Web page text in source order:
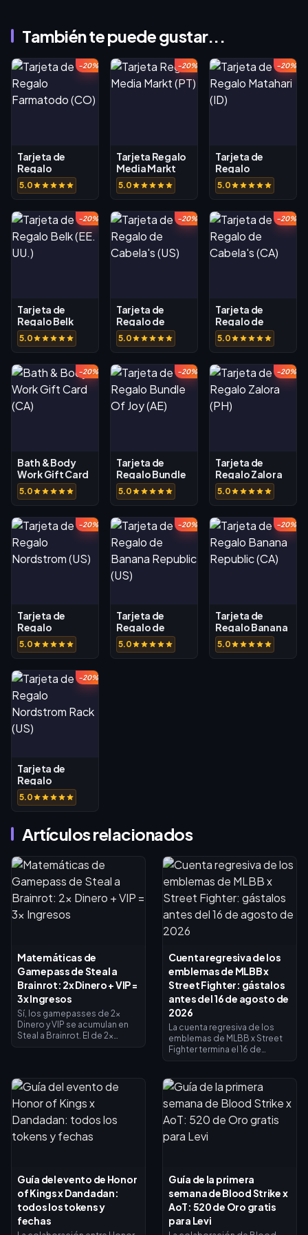
También te puede gustar...
-20%
Tarjeta de
Regalo
Farmatodo
(CO)
5.0
-20%
Tarjeta Regalo
Media Markt
(PT)
5.0
-20%
Tarjeta de
Regalo
Matahari (ID)
5.0
-20%
Tarjeta de
Regalo Belk
(EE. UU.)
5.0
-20%
Tarjeta de
Regalo de
Cabela's (US)
5.0
-20%
Tarjeta de
Regalo de
Cabela's (CA)
5.0
-20%
Bath & Body
Work Gift Card
(CA)
5.0
-20%
Tarjeta de
Regalo Bundle
Of Joy (AE)
5.0
-20%
Tarjeta de
Regalo Zalora
(PH)
5.0
-20%
Tarjeta de
Regalo
Nordstrom (US)
5.0
-20%
Tarjeta de
Regalo de
Banana
Republic (US)
5.0
-20%
Tarjeta de
Regalo Banana
Republic (CA)
5.0
-20%
Tarjeta de
Regalo
Nordstrom
Rack (US)
5.0
Artículos relacionados
Matemáticas de
Gamepass de Steal a
Brainrot: 2x Dinero + VIP =
3x Ingresos
Sí, los gamepasses de 2x
Dinero y VIP se acumulan en
Steal a Brainrot. El de 2x
entre sí para dar exactamente
3x de ingresos base, no 4x. El
de 2x Dinero cuesta 119
Robux, el VIP cuesta 499 (618
en total). Compra primero el
de 2x Dinero y añade el VIP
cuando tus ingresos base lo
Cuenta regresiva de los
emblemas de MLBB x
Street Fighter: gástalos
antes del 16 de agosto de
2026
La cuenta regresiva de los
emblemas de MLBB x Street
Fighter termina el 16 de
colaboración de 45 días y su
tienda de intercambio de
emblemas. Se espera que los
emblemas no utilizados
caduquen con el evento, así
que canjea todo ahora: los
pintadas, 200. Revisa tu saldo
en la página del evento, sigue
la lista de prioridad a
continuación y utiliza el
sorteo diario de 25
Guía del evento de Honor
of Kings x Dandadan:
todos los tokens y
fechas
Guía de la primera
semana de Blood Strike x
AoT: 520 de Oro gratis
para Levi